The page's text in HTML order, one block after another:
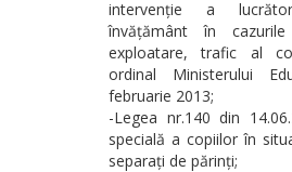
intervenție a
învățământ în
exploatare, trafic al
ordinal Ministerului
februarie 2013;
-Legea nr.140 din
specială a copiilor în
separați de părinți;